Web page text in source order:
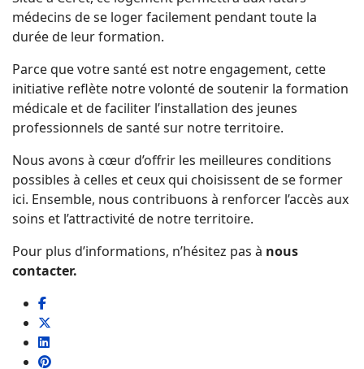
médecins de se loger facilement pendant toute la
durée de leur formation.
Parce que votre santé est notre engagement, cette
initiative reflète notre volonté de soutenir la formation
médicale et de faciliter l’installation des jeunes
professionnels de santé sur notre territoire.
Nous avons à cœur d’offrir les meilleures conditions
possibles à celles et ceux qui choisissent de se former
ici. Ensemble, nous contribuons à renforcer l’accès aux
soins et l’attractivité de notre territoire.
Pour plus d’informations, n’hésitez pas à nous
contacter.